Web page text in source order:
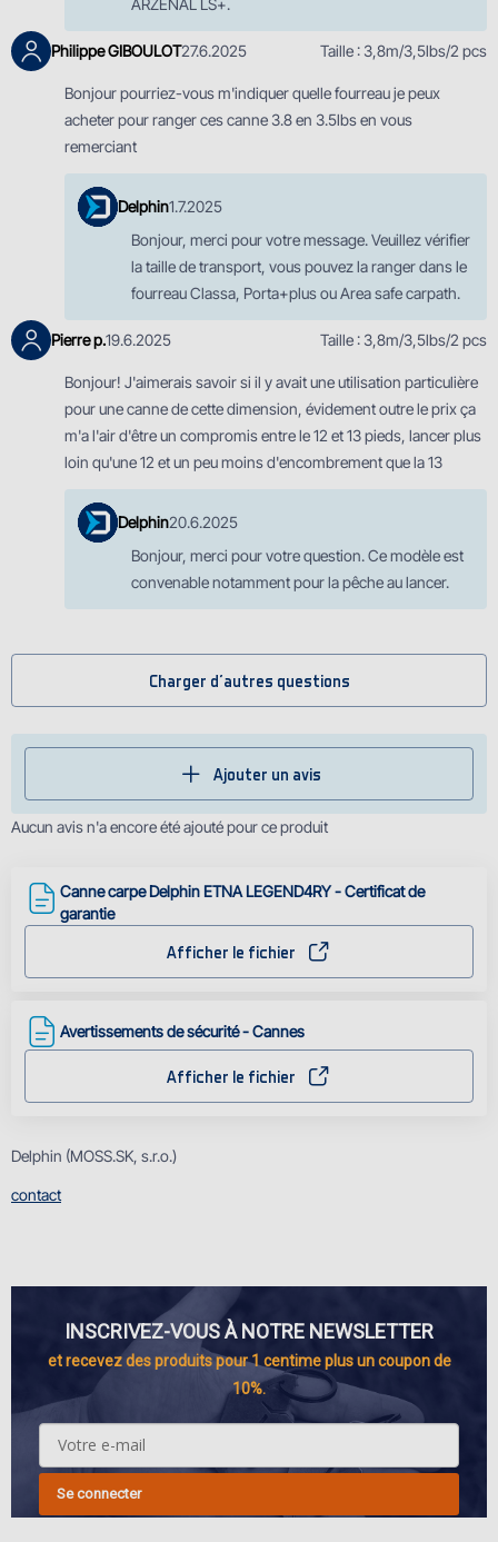
Philippe GIBOULOT27.6.2025 Taille : 3,8m/3,5lbs/2 pcs
Bonjour pourriez-vous m'indiquer quelle fourreau je peux
acheter pour ranger ces canne 3.8 en 3.5lbs en vous
remerciant
Delphin1.7.2025
Bonjour, merci pour votre message. Veuillez vérifier
la taille de transport, vous pouvez la ranger dans le
fourreau Classa, Porta+plus ou Area safe carpath.
Pierre p.19.6.2025 Taille : 3,8m/3,5lbs/2 pcs
Bonjour! J'aimerais savoir si il y avait une utilisation particulière
pour une canne de cette dimension, évidement outre le prix ça
m'a l'air d'être un compromis entre le 12 et 13 pieds, lancer plus
loin qu'une 12 et un peu moins d'encombrement que la 13
Delphin20.6.2025
Bonjour, merci pour votre question. Ce modèle est
convenable notamment pour la pêche au lancer.
Charger d'autres questions
Ajouter un avis
Aucun avis n'a encore été ajouté pour ce produit
Canne carpe Delphin ETNA LEGEND4RY - Certificat de
garantie
Afficher le fichier
Avertissements de sécurité - Cannes
Afficher le fichier
Delphin (MOSS.SK, s.r.o.)
contact
INSCRIVEZ-VOUS À NOTRE NEWSLETTER
et recevez des produits pour 1 centime plus un coupon de
10%.
Se connecter